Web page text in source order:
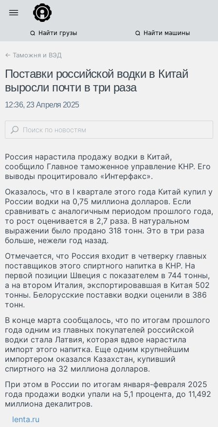
Найти грузы Найти машины
← Таможня и ВЭД
Поставки российской водки в Китай
выросли почти в три раза
12:36, 23 Апреля 2025
Россия нарастила продажу водки в Китай,
сообщило Главное таможенное управление КНР. Его
выводы процитировало «Интерфакс».
Оказалось, что в I квартале этого года Китай купил у
России водки на 0,75 миллиона долларов. Если
сравнивать с аналогичным периодом прошлого года,
то рост оценивается в 2,7 раза. В натуральном
выражении было продано 318 тонн. Это в три раза
больше, нежели год назад.
Отмечается, что Россия входит в четверку главных
поставщиков этого спиртного напитка в КНР. На
первой позиции Швеция с показателем в 744 тонны,
а на втором Италия, экспортировавшая в Китая 502
тонны. Белорусские поставки водки оценили в 386
тонн.
В конце марта сообщалось, что по итогам прошлого
года одним из главных покупателей российской
водки стала Латвия, которая вдвое нарастила
импорт этого напитка. Еще одним крупнейшим
импортером оказался Казахстан, купивший
спиртного на 32 миллиона долларов.
При этом в России по итогам января-февраля 2025
года продажи водки упали на 5,1 процента, до 11,492
миллиона декалитров.
lenta.ru